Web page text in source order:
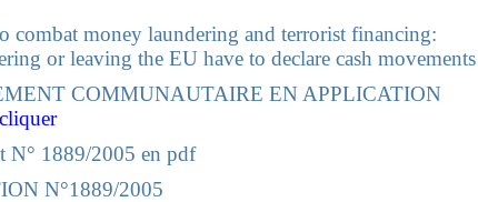
combat money laundering and terrorist financing:
or leaving the EU have to declare cash movements
COMMUNAUTAIRE EN APPLICATION
cliquer
N° 1889/2005 en pdf
N°1889/2005